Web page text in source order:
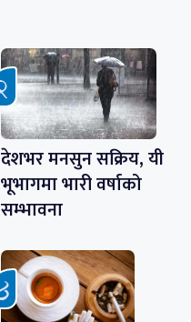
देशभर मनसुन सक्रिय, यी
भूभागमा भारी वर्षाको
सम्भावना